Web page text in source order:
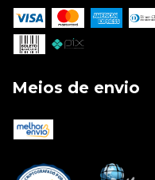
Meios de envio